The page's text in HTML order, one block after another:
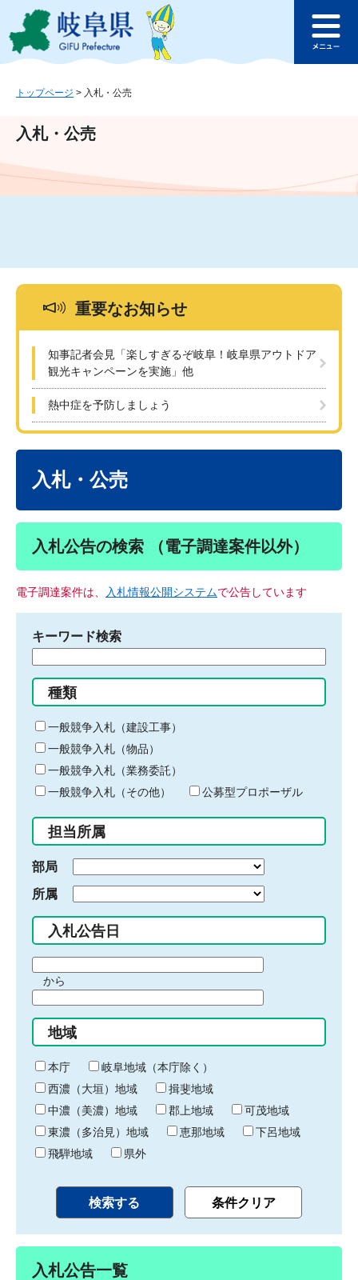
ジ
ュ
文
このページの本文へ
ュ
トップページ > 入札・公売
入札・公売
重要なお知らせ
知事記者会見「楽しすぎるぞ岐阜！岐阜県アウトドア
観光キャンペーンを実施」他
熱中症を予防しましょう
入札・公売
入札公告の検索 （電子調達案件以外）
電子調達案件は、 入札情報公開システムで公告しています
キーワード検索
る
キ
ー
ワ
ー
ド
入
力
種類
一般競争入札（建設工事）
一般競争入札（物品）
一般競争入札（業務委託）
一般競争入札（その他）
公募型プロポーザル
担当所属
部局
所属
入札公告日
間
始
り
から
間
終
わ
り
地域
本庁
岐阜地域（本庁除く）
西濃（大垣）地域
揖斐地域
中濃（美濃）地域
郡上地域
可茂地域
東濃（多治見）地域
恵那地域
下呂地域
飛騨地域
県外
入札公告一覧